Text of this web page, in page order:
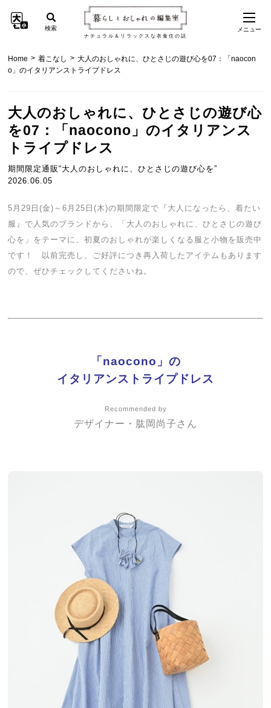
ナチュラル＆リラックスな衣食住の話
検索 メニュー
Home > 着こなし > 大人のおしゃれに、ひとさじの遊び心を07：「naocon
o」のイタリアンストライプドレス
大人のおしゃれに、ひとさじの遊び心
を07：「naocono」のイタリアンス
トライプドレス
期間限定通販“大人のおしゃれに、ひとさじの遊び心を”
2026.06.05
5月29日(金)～6月25日(木)の期間限定で『大人になったら、着たい
服』で人気のブランドから、「大人のおしゃれに、ひとさじの遊び
心を」をテーマに、初夏のおしゃれが楽しくなる服と小物を販売中
です！ 以前完売し、ご好評につき再入荷したアイテムもあります
ので、ぜひチェックしてくださいね。
「naocono」の
イタリアンストライプドレス
Recommended by
デザイナー・肱岡尚子さん